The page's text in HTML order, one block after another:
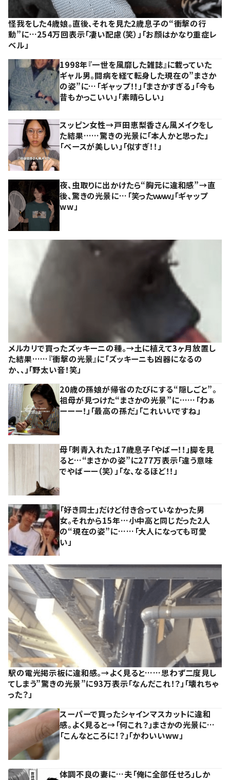
怪我をした4歳娘。直後、それを見た2歳息子の“衝撃の行
動”に…254万回表示「凄い配慮（笑）」「お顔はかなり重症レ
ベル」
1998年『一世を風靡した雑誌』に載っていた
ギャル男。闘病を経て転身した現在の”まさか
の姿”に…「ギャップ！！」「まさかすぎる」「今も
昔もかっこいい」「素晴らしい」
スッピン女性→戸田恵梨香さん風メイクをし
た結果……驚きの光景に「本人かと思った」
「ベースが美しい」「似すぎ！！」
夜、虫取りに出かけたら“胸元に違和感”→直
後、驚きの光景に…「笑ったｗｗｗ」「ギャップ
ww」
メルカリで買ったズッキーニの種。→土に植えて3ヶ月放置し
た結果……『衝撃の光景』に「ズッキーニも凶器になるの
か、、」「野太い音！笑」
20歳の孫娘が帰省のたびにする“隠しごと”。
祖母が見つけた“まさかの光景”に……「わぁ
ーーー！」「最高の孫だ」「これいいですね」
母「刺青入れた」17歳息子「やばー！！」脚を見
ると…“まさかの姿”に277万表示「違う意味
でやばーー（笑）」「な、なるほど！！」
「好き同士」だけど付き合っていなかった男
女。それから15年…小中高と同じだった2人
の“現在の姿”に……「大人になっても可愛
い」
駅の電光掲示板に違和感。→よく見ると……思わず二度見し
てしまう”驚きの光景”に93万表示「なんだこれ！？」「壊れちゃ
った？」
スーパーで買ったシャインマスカットに違和
感。よく見ると→「何これ？」まさかの光景に…
「こんなところに！？」「かわいいww」
体調不良の妻に…夫「俺に全部任せろ」しか